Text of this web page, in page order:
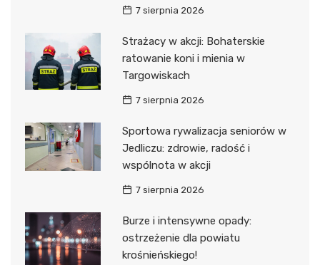
7 sierpnia 2026
Strażacy w akcji: Bohaterskie
ratowanie koni i mienia w
Targowiskach
7 sierpnia 2026
Sportowa rywalizacja seniorów w
Jedliczu: zdrowie, radość i
wspólnota w akcji
7 sierpnia 2026
Burze i intensywne opady:
ostrzeżenie dla powiatu
krośnieńskiego!